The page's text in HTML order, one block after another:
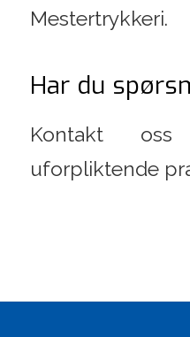
Mestertrykkeri.
Har du
Kontakt
uforpliktende